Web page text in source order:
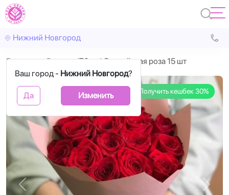
Нижний Новгород
Ваш город - Нижний Новгород?
Да Изменить
Главная Розы (70 см) Российская роза 15 шт
Получить кешбек 30%
Назад